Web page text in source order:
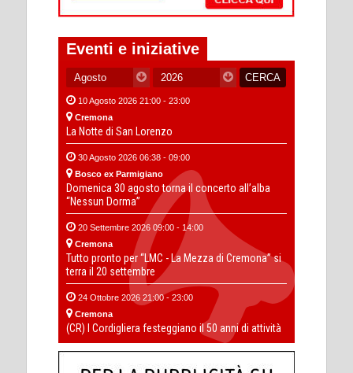
Eventi e iniziative
10 Agosto 2026 21:00 - 23:00
Cremona
La Notte di San Lorenzo
30 Agosto 2026 06:38 - 09:00
Bosco ex Parmigiano
Domenica 30 agosto torna il concerto all’alba
“Nessun Dorma”
20 Settembre 2026 09:00 - 14:00
Cremona
Tutto pronto per “LMC - La Mezza di Cremona” si
terra il 20 settembre
24 Ottobre 2026 21:00 - 23:00
Cremona
(CR) I Cordigliera festeggiano il 50 anni di attività